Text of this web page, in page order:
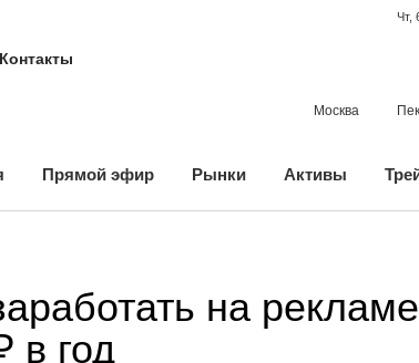
Контакты
Чт,
Москва
Прямой эфир Рынки Активы
на
в год